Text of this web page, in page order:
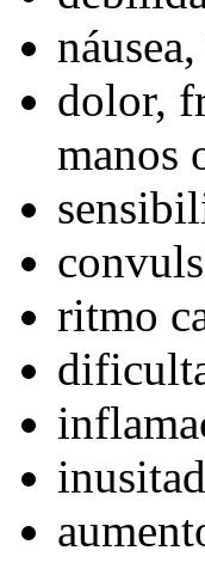
dolor,
manos
ritmo